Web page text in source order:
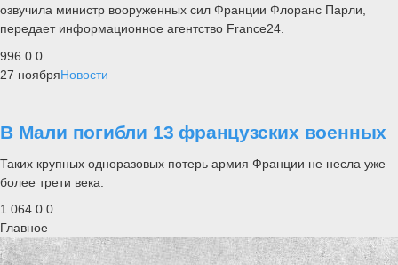
озвучила министр вооруженных сил Франции Флоранс Парли,
передает информационное агентство France24.
996 0 0
27 ноябряНовости
В Мали погибли 13 французских военных
Таких крупных одноразовых потерь армия Франции не несла уже
более трети века.
1 064 0 0
Главное